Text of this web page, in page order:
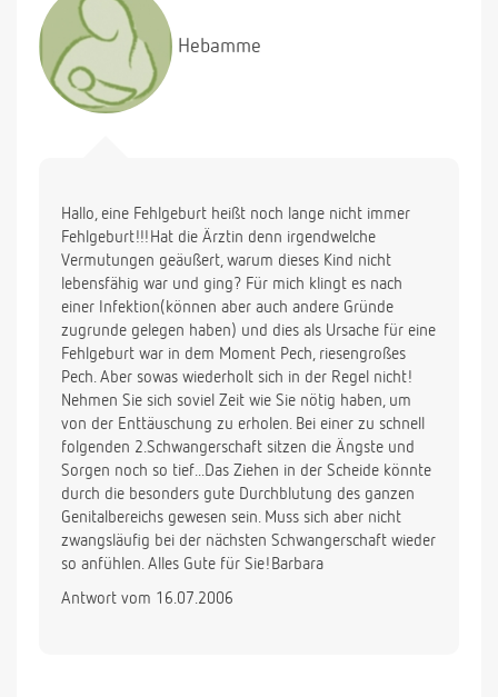
Hebamme
Hallo, eine Fehlgeburt heißt noch lange nicht immer
Fehlgeburt!!!Hat die Ärztin denn irgendwelche
Vermutungen geäußert, warum dieses Kind nicht
lebensfähig war und ging? Für mich klingt es nach
einer Infektion(können aber auch andere Gründe
zugrunde gelegen haben) und dies als Ursache für eine
Fehlgeburt war in dem Moment Pech, riesengroßes
Pech. Aber sowas wiederholt sich in der Regel nicht!
Nehmen Sie sich soviel Zeit wie Sie nötig haben, um
von der Enttäuschung zu erholen. Bei einer zu schnell
folgenden 2.Schwangerschaft sitzen die Ängste und
Sorgen noch so tief...Das Ziehen in der Scheide könnte
durch die besonders gute Durchblutung des ganzen
Genitalbereichs gewesen sein. Muss sich aber nicht
zwangsläufig bei der nächsten Schwangerschaft wieder
so anfühlen. Alles Gute für Sie!Barbara
Antwort vom 16.07.2006